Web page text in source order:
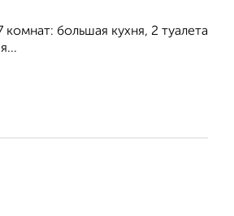
большая кухня, 2 туалета